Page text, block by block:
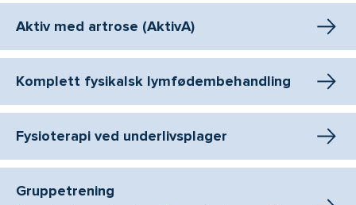
Aktiv med artrose (AktivA)
Komplett fysikalsk lymfødembehandling
Fysioterapi ved underlivsplager
Gruppetrening